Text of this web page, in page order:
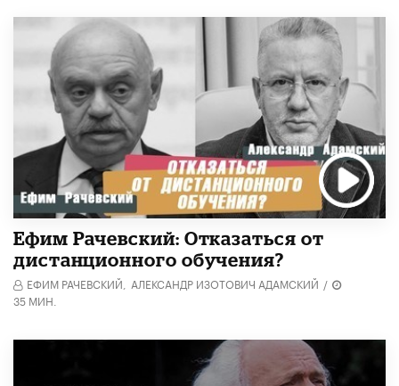
Ефим Рачевский: Отказаться от
дистанционного обучения?
ЕФИМ РАЧЕВСКИЙ, АЛЕКСАНДР ИЗОТОВИЧ АДАМСКИЙ /
35 МИН.